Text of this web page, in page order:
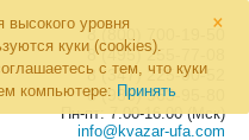
×
высокого уровня
куки (cookies).
с тем, что куки
компьютере: Принять
8 (800) 700-19-50
8 (495) 255-77-08
8 (347) 225-00-52
8 (986) 963-95-80
Пн-пт: 7.00-16.00 (Мск)
info@kvazar-ufa.com